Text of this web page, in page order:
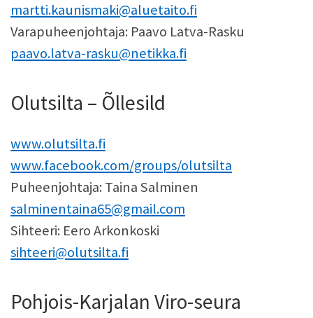
martti.kaunismaki@aluetaito.fi
Varapuheenjohtaja: Paavo Latva-Rasku
paavo.latva-rasku@netikka.fi
Olutsilta – Õllesild
www.olutsilta.fi
www.facebook.com/groups/olutsilta
Puheenjohtaja: Taina Salminen
salminentaina65@gmail.com
Sihteeri: Eero Arkonkoski
sihteeri@olutsilta.fi
Pohjois-Karjalan Viro-seura